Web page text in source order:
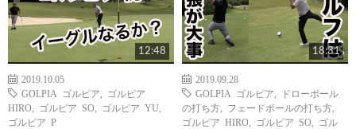
12:48
2019.10.05
GOLPIA ゴルピア
ゴルピア
HIRO
ゴルピア SO ゴルピア YU
ゴルピア P
18:31
2019.09.28
GOLPIA ゴルピア
ドローボール
の打ち方
フェードボールの打ち方
ゴルピア HIRO
ゴルピア SO
ゴル